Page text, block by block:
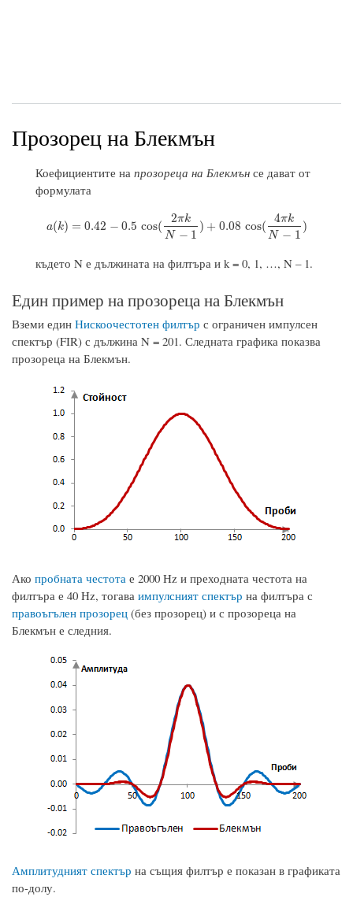
Прозорец на Блекмън
Коефициентите на прозореца на Блекмън се дават от
формулата
a(k) = 0.42 − 0.5 cos(
2πk
N − 1
) + 0.08 cos(
4πk
N − 1
)
a(k )=0.42− 0.5cos(2πkN−1)+0.08cos( 4πkN−1)
където N е дължината на филтъра и k = 0, 1, …, N – 1.
Един пример на прозореца на Блекмън
Вземи един Нискоочестотен филтър с ограничен импулсен
спектър (FIR) с дължина N = 201. Следната графика показва
прозореца на Блекмън.
Ако пробната честота е 2000 Hz и преходната честота на
филтъра е 40 Hz, тогава импулсният спектър на филтъра с
правоъгълен прозорец (без прозорец) и с прозореца на
Блекмън е следния.
Амплитудният спектър на същия филтър е показан в графиката
по-долу.